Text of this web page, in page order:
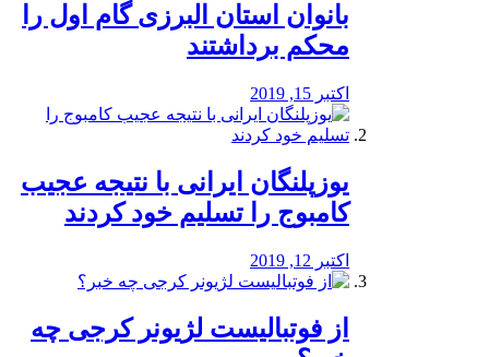
بانوان استان البرزی گام اول را
محكم برداشتند
اکتبر 15, 2019
یوزپلنگان ایرانی با نتیجه عجیب
کامبوج را تسلیم خود کردند
اکتبر 12, 2019
از فوتبالیست لژیونر کرجی چه